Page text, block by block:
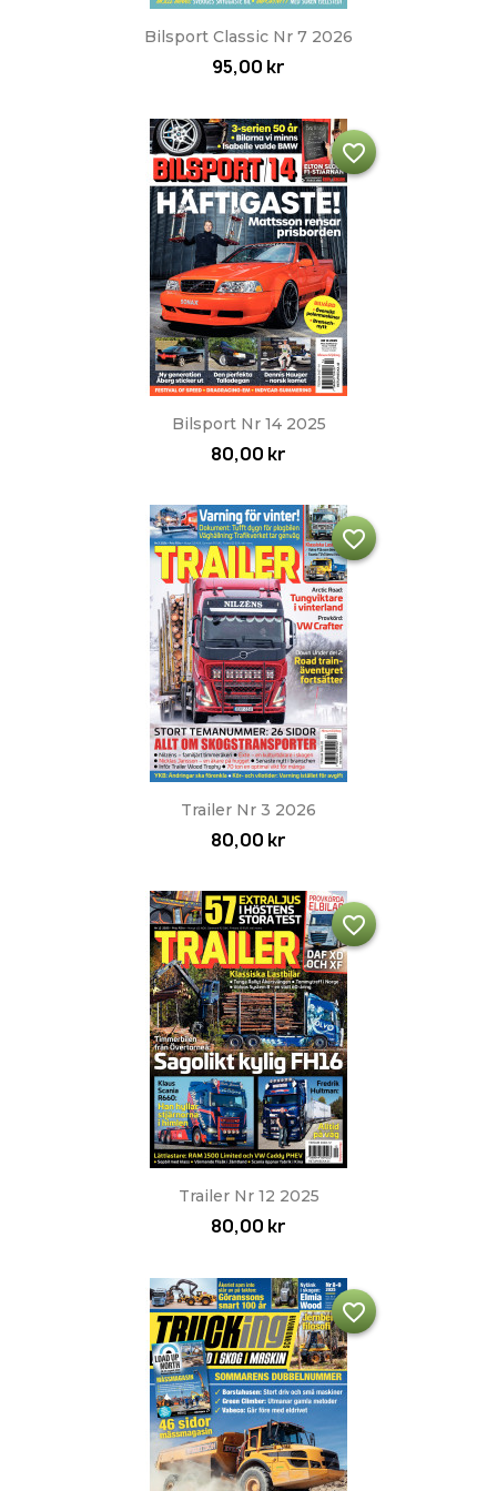
Bilsport Classic Nr 7 2026
95,00 kr
Bilsport Nr 14 2025
80,00 kr
favorite_border
Trailer Nr 3 2026
80,00 kr
favorite_border
Trailer Nr 12 2025
80,00 kr
favorite_border
favorite_border